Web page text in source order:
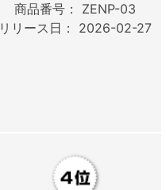
商品番号： ZENP-03
リリース日： 2026-02-27